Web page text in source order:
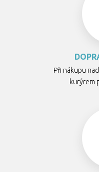
Při nákupu
kurýrem